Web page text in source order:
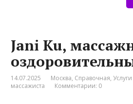
Jani Ku,
14.07.2025 Москва, Справочная, Услуги
массажиста
Комментарии: 0